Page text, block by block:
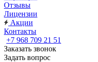
Отзывы
Лицензии
Акции
Контакты
+7 968 709 21 51
Заказать звонок
Задать вопрос